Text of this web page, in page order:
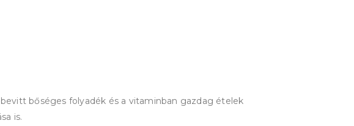
bőséges folyadék és a vitaminban gazdag ételek
is.